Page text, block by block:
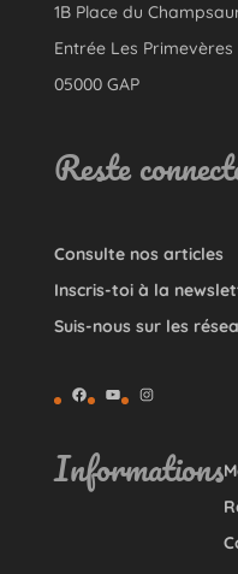
1B Place du
Entrée Les Primevères
05000 GAP
Reste
Consulte nos articles
Inscris-toi à la
Suis-nous sur les
Facebook
YouTubeInstagram
Informations